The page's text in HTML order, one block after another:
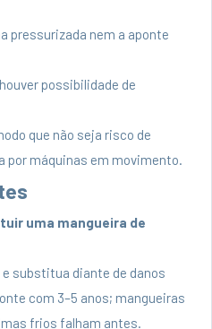
pressurizada nem a aponte
possibilidade de
que não seja risco de
por máquinas em movimento.
uma mangueira de
substitua diante de danos
com 3–5 anos; mangueiras
frios falham antes.